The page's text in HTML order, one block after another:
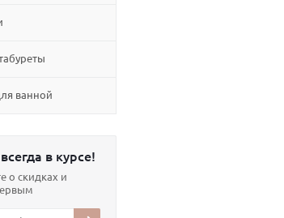
ванной
в курсе!
о скидках и